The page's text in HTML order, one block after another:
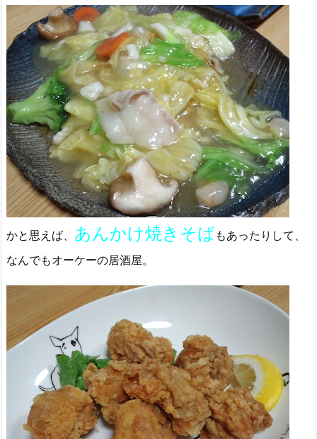
かと思えば、 あんかけ焼きそばもあったりして、
なんでもオーケーの居酒屋。